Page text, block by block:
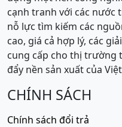
cạnh tranh với các nước
nỗ lực tìm kiếm các
cao, giá cả hợp lý, các
cung cấp cho thị trường
đẩy nền sản xuất của
CHÍNH SÁCH
Chính sách đổi trả